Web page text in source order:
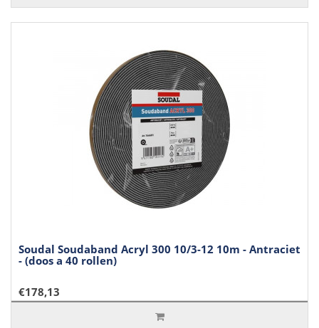
Soudal Soudaband Acryl 300 10/3-12 10m - Antraciet
- (doos a 40 rollen)
€178,13